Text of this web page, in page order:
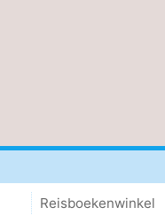
Reisboekenwinkel